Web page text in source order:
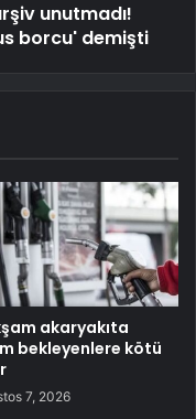
unutmadı!
borcu' demişti
akaryakıta
bekleyenlere kötü
7, 2026